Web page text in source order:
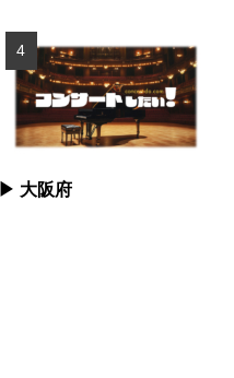
▶︎ 大阪府